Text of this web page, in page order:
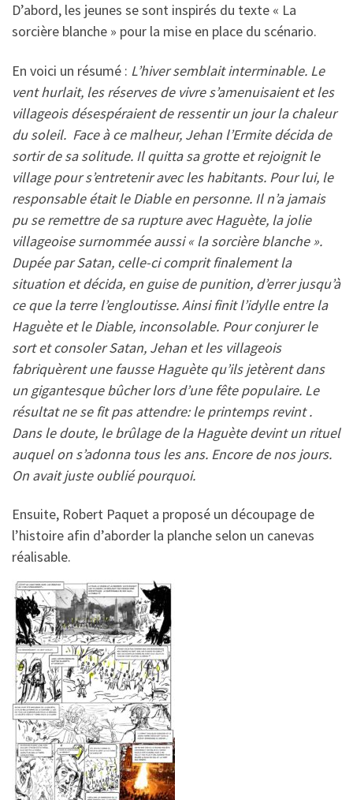
D’abord, les jeunes se sont inspirés du texte « La
sorcière blanche » pour la mise en place du scénario.
En voici un résumé : L’hiver semblait interminable. Le
vent hurlait, les réserves de vivre s’amenuisaient et les
villageois désespéraient de ressentir un jour la chaleur
du soleil. Face à ce malheur, Jehan l’Ermite décida de
sortir de sa solitude. Il quitta sa grotte et rejoignit le
village pour s’entretenir avec les habitants. Pour lui, le
responsable était le Diable en personne. Il n’a jamais
pu se remettre de sa rupture avec Haguète, la jolie
villageoise surnommée aussi « la sorcière blanche ».
Dupée par Satan, celle-ci comprit finalement la
situation et décida, en guise de punition, d’errer jusqu’à
ce que la terre l’engloutisse. Ainsi finit l’idylle entre la
Haguète et le Diable, inconsolable. Pour conjurer le
sort et consoler Satan, Jehan et les villageois
fabriquèrent une fausse Haguète qu’ils jetèrent dans
un gigantesque bûcher lors d’une fête populaire. Le
résultat ne se fit pas attendre: le printemps revint .
Dans le doute, le brûlage de la Haguète devint un rituel
auquel on s’adonna tous les ans. Encore de nos jours.
On avait juste oublié pourquoi.
Ensuite, Robert Paquet a proposé un découpage de
l’histoire afin d’aborder la planche selon un canevas
réalisable.